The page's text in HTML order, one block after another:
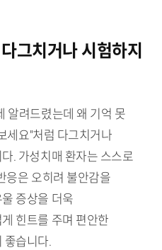
그치거나 시험하지
알려드렸는데 왜 기억 못
세요"처럼 다그치거나
. 가성치매 환자는 스스로
응은 오히려 불안감을
증상을 더욱
힌트를 주며 편안한
좋습니다.